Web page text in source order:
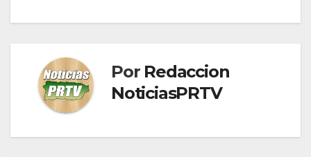
Por Redaccion
NoticiasPRTV